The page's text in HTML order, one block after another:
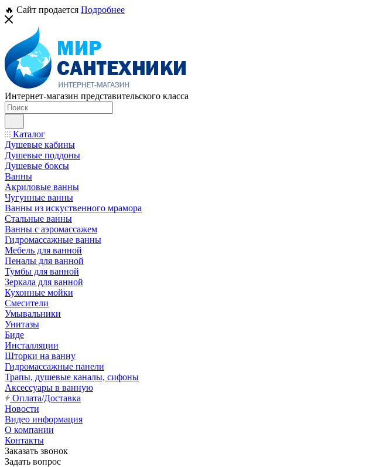
🔥 Сайт продается Подробнее
Интернет-магазин представительского класса
Каталог
Душевые кабины
Душевые поддоны
Душевые боксы
Ванны
Акриловые ванны
Чугунные ванны
Ванны из искуственного мрамора
Стальные ванны
Ванны с аэромассажем
Гидромассажные ванны
Мебель для ванной
Пеналы для ванной
Тумбы для ванной
Зеркала для ванной
Кухонные мойки
Смесители
Умывальники
Унитазы
Биде
Инсталляции
Шторки на ванну
Гидромассажные панели
Трапы, душевые каналы, сифоны
Аксессуары в ванную
Оплата/Доставка
Новости
Видео информация
О компании
Контакты
Заказать звонок
Задать вопрос